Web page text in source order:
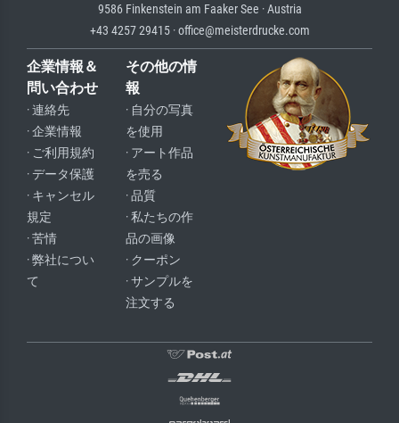
9586 Finkenstein am Faaker See · Austria
+43 4257 29415 · office@meisterdrucke.com
企業情報＆
問い合わせ
· 連絡先
· 企業情報
· ご利用規約
· データ保護
· キャンセル
規定
· 苦情
· 弊社につい
て
その他の情
報
· 自分の写真
を使用
· アート作品
を売る
· 品質
· 私たちの作
品の画像
· クーポン
· サンプルを
注文する